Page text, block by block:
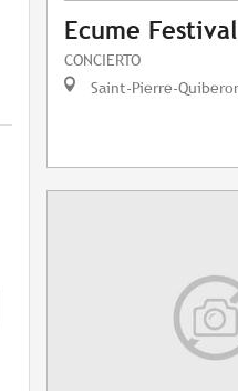
Ecume Festival
CONCIERTO
Saint-Pierre-